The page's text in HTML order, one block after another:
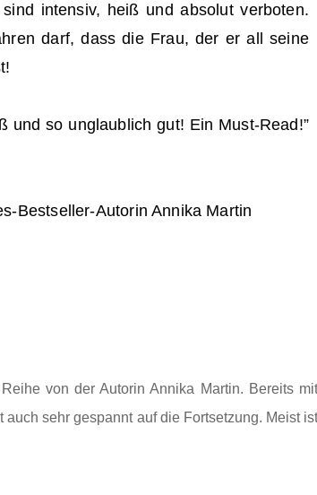
intensiv, heiß und absolut verboten.
darf, dass die Frau, der er all seine
und so unglaublich gut! Ein Must-Read!”
Bestseller-Autorin Annika Martin
von der Autorin Annika Martin. Bereits mit
sehr gespannt auf die Fortsetzung. Meist ist